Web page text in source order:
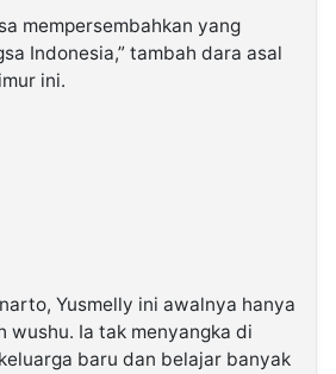
mempersembahkan yang
Indonesia,” tambah dara asal
ini.
Yusmelly ini awalnya hanya
Ia tak menyangka di
baru dan belajar banyak